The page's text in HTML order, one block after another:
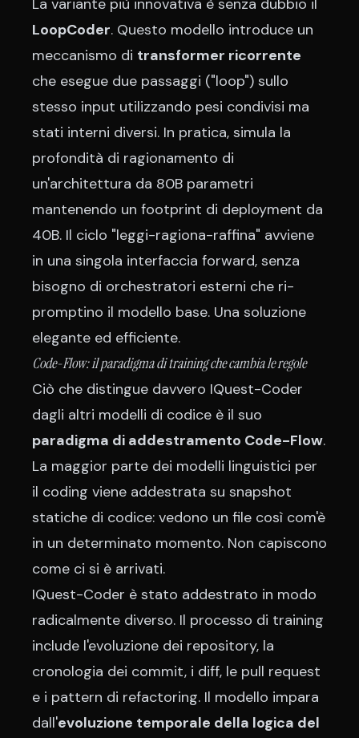
La variante più innovativa è senza dubbio il
LoopCoder. Questo modello introduce un
meccanismo di transformer ricorrente
che esegue due passaggi ("loop") sullo
stesso input utilizzando pesi condivisi ma
stati interni diversi. In pratica, simula la
profondità di ragionamento di
un'architettura da 80B parametri
mantenendo un footprint di deployment da
40B. Il ciclo "leggi-ragiona-raffina" avviene
in una singola interfaccia forward, senza
bisogno di orchestratori esterni che ri-
promptino il modello base. Una soluzione
elegante ed efficiente.
Code-Flow: il paradigma di training che cambia le regole
Ciò che distingue davvero IQuest-Coder
dagli altri modelli di codice è il suo
paradigma di addestramento Code-Flow.
La maggior parte dei modelli linguistici per
il coding viene addestrata su snapshot
statiche di codice: vedono un file così com'è
in un determinato momento. Non capiscono
come ci si è arrivati.
IQuest-Coder è stato addestrato in modo
radicalmente diverso. Il processo di training
include l'evoluzione dei repository, la
cronologia dei commit, i diff, le pull request
e i pattern di refactoring. Il modello impara
dall'evoluzione temporale della logica del